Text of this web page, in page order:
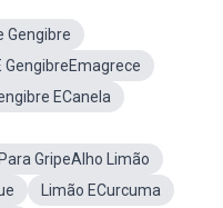
Gengibre
GengibreEmagrece
ECanela
GripeAlho Limão
Limão ECurcuma